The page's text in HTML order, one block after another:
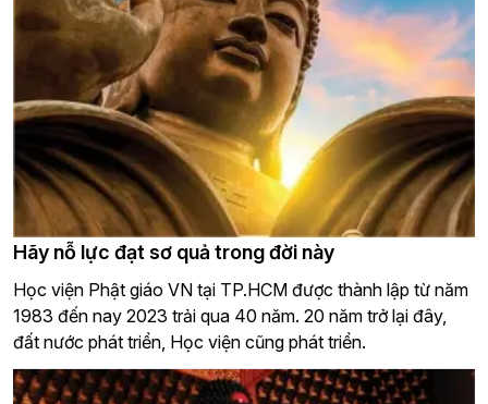
Hãy nỗ lực đạt sơ quả trong đời này
Học viện Phật giáo VN tại TP.HCM được thành lập từ năm
1983 đến nay 2023 trải qua 40 năm. 20 năm trở lại đây,
đất nước phát triển, Học viện cũng phát triển.